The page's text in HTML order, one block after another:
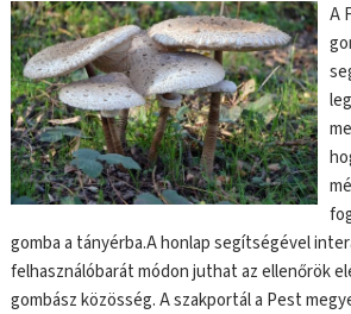
A
gomba a tányérba.A honlap segítségével
felhasználóbarát módon juthat az ellenőrök
gombász közösség. A szakportál a Pest